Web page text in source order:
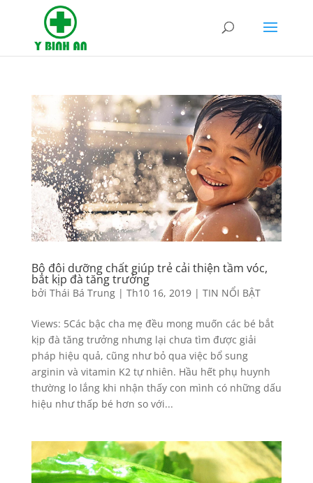
Bộ đôi dưỡng chất giúp trẻ cải thiện tầm vóc,
bắt kịp đà tăng trưởng
bởi Thái Bá Trung| Th10 16, 2019| TIN NỔI BẬT
Views: 5Các bậc cha mẹ đều mong muốn các bé bắt
kịp đà tăng trưởng nhưng lại chưa tìm được giải
pháp hiệu quả, cũng như bỏ qua việc bổ sung
arginin và vitamin K2 tự nhiên. Hầu hết phụ huynh
thường lo lắng khi nhận thấy con mình có những dấu
hiệu như thấp bé hơn so với...